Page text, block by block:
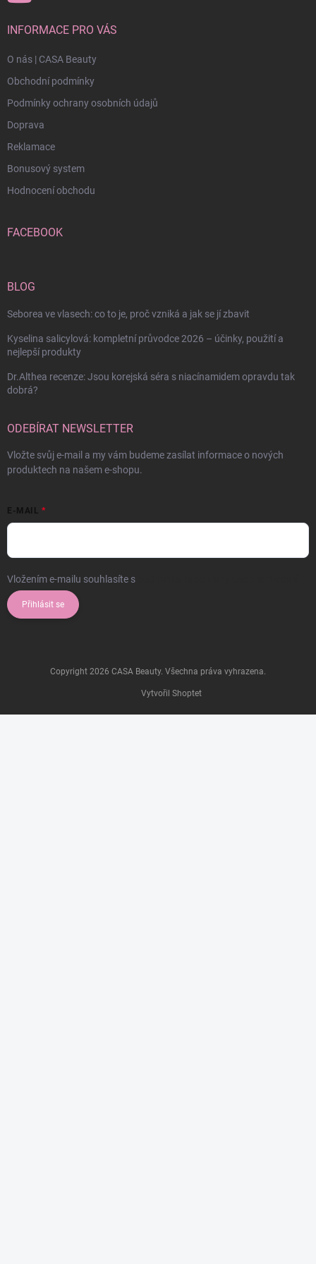
INFORMACE PRO VÁS
O nás | CASA Beauty
Obchodní podmínky
Podmínky ochrany osobních údajů
Doprava
Reklamace
Bonusový system
Hodnocení obchodu
FACEBOOK
BLOG
Seborea ve vlasech: co to je, proč vzniká a jak se jí zbavit
Kyselina salicylová: kompletní průvodce 2026 – účinky, použití a
nejlepší produkty
Dr.Althea recenze: Jsou korejská séra s niacínamidem opravdu tak
dobrá?
ODEBÍRAT NEWSLETTER
Vložte svůj e-mail a my vám budeme zasílat informace o nových
produktech na našem e-shopu.
E-MAIL
Vložením e-mailu souhlasíte s
Přihlásit se
Vytvořil Shoptet
Copyright 2026 CASA Beauty. Všechna práva vyhrazena.